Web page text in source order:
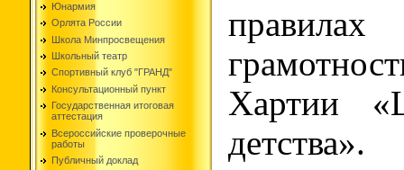
Юнармия
Орлята России
Школа Минпросвещения
Школьный театр
Спортивный клуб "ГРАНД"
Консультационный пункт
Государственная итоговая
аттестация
Всероссийские проверочные
работы
Публичный доклад
Хартии
детства».